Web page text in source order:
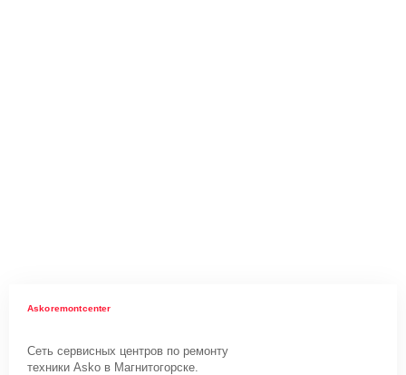
Askoremontcenter
Сеть сервисных центров по ремонту
техники Asko в Магнитогорске.